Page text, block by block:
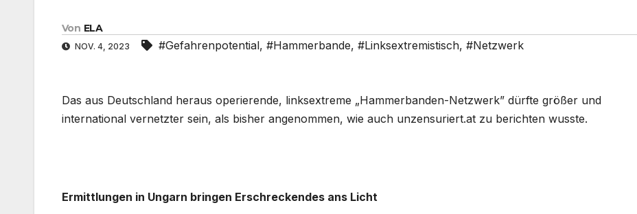
Von ELA
NOV. 4, 2023 #Gefahrenpotential, #Hammerbande, #Linksextremistisch, #Netzwerk
Das aus Deutschland heraus operierende, linksextreme „Hammerbanden-Netzwerk” dürfte größer und
international vernetzter sein, als bisher angenommen, wie auch unzensuriert.at zu berichten wusste.
Ermittlungen in Ungarn bringen Erschreckendes ans Licht